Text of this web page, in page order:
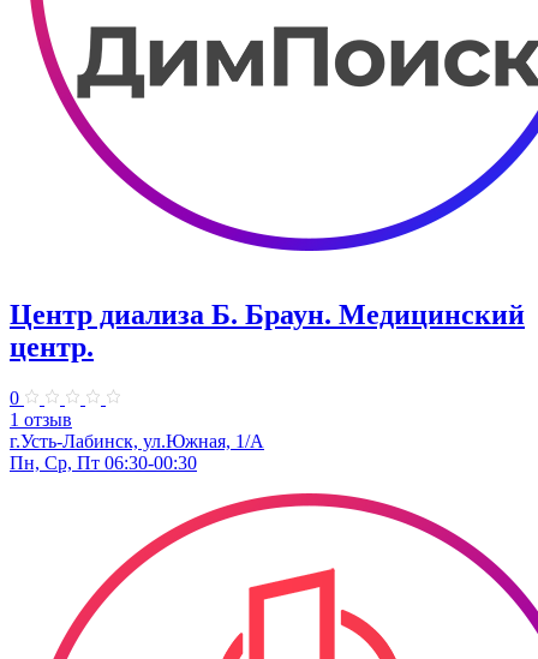
Центр диализа Б. Браун. Медицинский
центр.
0
1 отзыв
г.Усть-Лабинск, ул.Южная, 1/А
Пн, Ср, Пт 06:30-00:30